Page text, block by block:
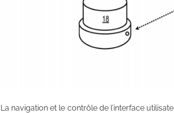
La navigation et le contrôle de l’interface